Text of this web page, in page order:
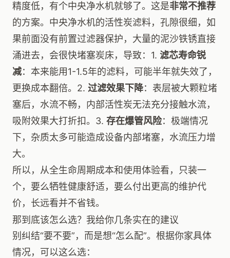
精度低，有个中央净水机就够了。这是非常不推荐
的方案。中央净水机的活性炭滤料，孔隙很细，如
果前面没有前置过滤器保护，大量的泥沙铁锈直接
涌进去，会很快堵塞炭床，导致：1. 滤芯寿命锐
减：本来能用1-1.5年的滤料，可能半年就失效了，
更换成本翻倍。2. 过滤效果下降：表层被大颗粒堵
塞后，水流不畅，内部活性炭无法充分接触水流，
吸附效果大打折扣。3. 存在爆管风险：极端情况
下，杂质太多可能造成设备内部堵塞，水流压力增
大。
所以，从全生命周期成本和使用体验看，只装一
个，要么牺牲健康舒适，要么付出更高的维护代
价，长远看并不省钱。
那到底该怎么选？我给你几条实在的建议
别纠结“要不要”，而是想“怎么配”。根据你家具体
情况，可以这么选：